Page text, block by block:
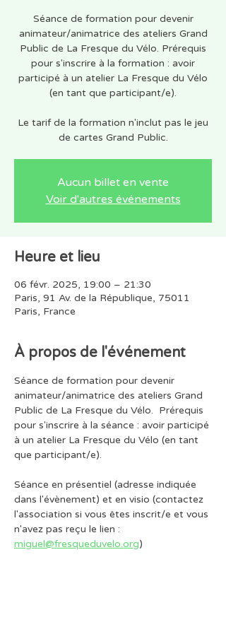
Séance de formation pour devenir
animateur/animatrice des ateliers Grand
Public de La Fresque du Vélo. Prérequis
pour s'inscrire à la formation : avoir
participé à un atelier La Fresque du Vélo
(en tant que participant/e).
Le tarif de la formation n'inclut pas le jeu
de cartes Grand Public.
Aucun billet en vente
Voir d'autres événements
Heure et lieu
06 févr. 2025, 19:00 – 21:30
Paris, 91 Av. de la République, 75011
Paris, France
À propos de l'événement
Séance de formation pour devenir
animateur/animatrice des ateliers Grand
Public de La Fresque du Vélo.  Prérequis
pour s'inscrire à la séance : avoir participé
à un atelier La Fresque du Vélo (en tant
que participant/e).
Séance en présentiel (adresse indiquée
dans l'évènement) et en visio (contactez
l'association si vous êtes inscrit/e et vous
n'avez pas reçu le lien :
miguel@fresqueduvelo.org)